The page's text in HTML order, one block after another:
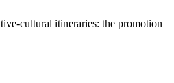
cultural itineraries: the promotion